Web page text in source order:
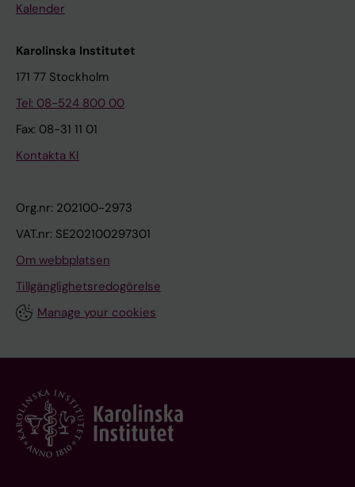
Kalender
Karolinska Institutet
171 77 Stockholm
Tel: 08-524 800 00
Fax: 08-31 11 01
Kontakta KI
Org.nr: 202100-2973
VAT.nr: SE202100297301
Om webbplatsen
Tillgänglighetsredogörelse
Manage your cookies